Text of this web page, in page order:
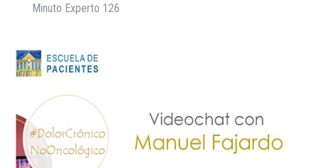
Minuto Experto 126